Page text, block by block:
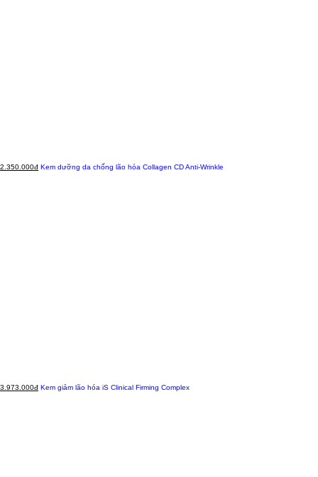
2.350.000đ Kem dưỡng da chống lão hóa Collagen CD Anti-Wrinkle
3.973.000đ Kem giảm lão hóa iS Clinical Firming Complex